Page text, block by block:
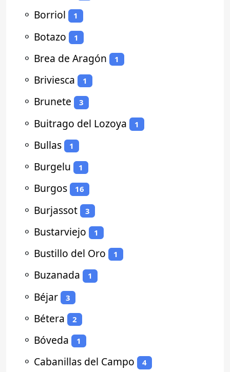
⚬ Borriol 1
⚬ Botazo 1
⚬ Brea de Aragón 1
⚬ Briviesca 1
⚬ Brunete 3
⚬ Buitrago del Lozoya 1
⚬ Bullas 1
⚬ Burgelu 1
⚬ Burgos 16
⚬ Burjassot 3
⚬ Bustarviejo 1
⚬ Bustillo del Oro 1
⚬ Buzanada 1
⚬ Béjar 3
⚬ Bétera 2
⚬ Bóveda 1
⚬ Cabanillas del Campo 4